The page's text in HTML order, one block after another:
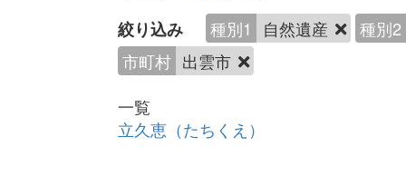
絞り込み 種別1 自然遺産
種別2
市町村 出雲市
一覧
立久恵（たちくえ）